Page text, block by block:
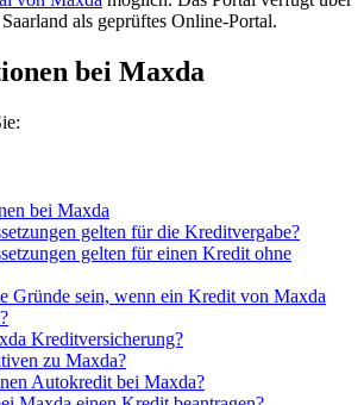
als geprüftes Online-Portal.
bei Maxda
bei Maxda
gelten für die Kreditvergabe?
gelten für einen Kredit ohne
Gründe sein, wenn ein Kredit von Maxda
Kreditversicherung?
zu Maxda?
Autokredit bei Maxda?